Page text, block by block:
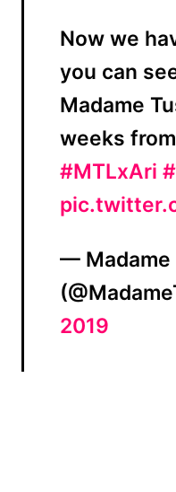
Now we
you can
Madame
weeks
#MTLxAri
— Madame
2019